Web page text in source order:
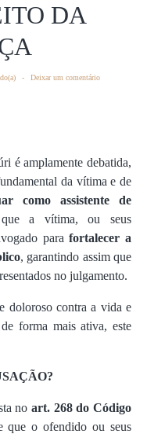
DA
Deixar um comentário
é amplamente debatida,
da vítima e de
como assistente de
a vítima, ou seus
parafortalecer a
, garantindo assim que
no julgamento.
doloroso contra a vida e
forma mais ativa, este
no art. 268 do Código
que o ofendido ou seus